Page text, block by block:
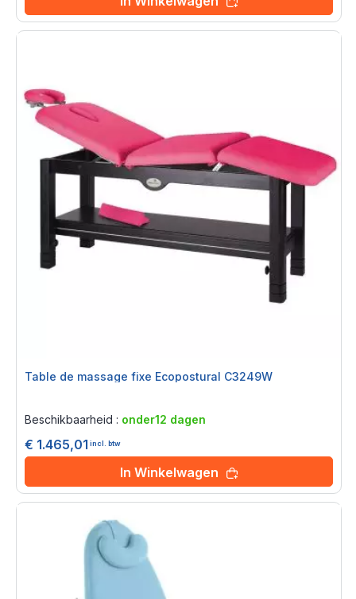
Table de massage fixe Ecopostural C3249W
Beschikbaarheid : onder12 dagen
€ 1.465,01 incl. btw
In Winkelwagen